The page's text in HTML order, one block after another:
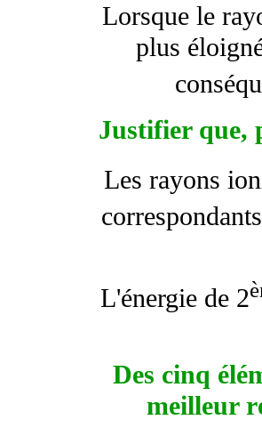
Lorsque le
plus
Justifier que,
Les rayons
L'énergie de 2
Des cinq
meilleur